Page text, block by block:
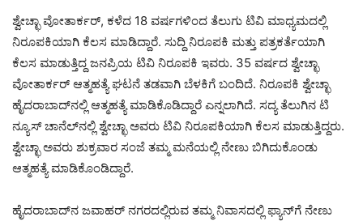
ಶ್ವೇಚ್ಛಾ ವೋತಾರ್ಕರ್, ಕಳೆದ 18 ವರ್ಷಗಳಿಂದ ತೆಲುಗು ಟಿವಿ ಮಾಧ್ಯಮದಲ್ಲಿ
ನಿರೂಪಕಿಯಾಗಿ ಕೆಲಸ ಮಾಡಿದ್ದಾರೆ. ಸುದ್ದಿ ನಿರೂಪಕಿ ಮತ್ತು ಪತ್ರಕರ್ತೆಯಾಗಿ
ಕೆಲಸ ಮಾಡುತ್ತಿದ್ದ ಜನಪ್ರಿಯ ಟಿವಿ ನಿರೂಪಕಿ ಇವರು. 35 ವರ್ಷದ ಶ್ವೇಚ್ಛಾ
ವೋತಾರ್ಕರ್ ಆತ್ಮಹತ್ಯೆ ಘಟನೆ ತಡವಾಗಿ ಬೆಳಕಿಗೆ ಬಂದಿದೆ. ನಿರೂಪಕಿ ಶ್ವೇಚ್ಛಾ
ಹೈದರಾಬಾದ್‌ನಲ್ಲಿ ಆತ್ಮಹತ್ಯೆ ಮಾಡಿಕೊಡಿದ್ದಾರೆ ಎನ್ನಲಾಗಿದೆ. ಸದ್ಯ ತೆಲುಗಿನ ಟಿ
ನ್ಯೂಸ್ ಚಾನೆಲ್‌ನಲ್ಲಿ ಶ್ವೇಚ್ಛಾ ಅವರು ಟಿವಿ ನಿರೂಪಕಿಯಾಗಿ ಕೆಲಸ ಮಾಡುತ್ತಿದ್ದರು.
ಶ್ವೇಚ್ಛಾ ಅವರು ಶುಕ್ರವಾರ ಸಂಜೆ ತಮ್ಮ ಮನೆಯಲ್ಲಿ ನೇಣು ಬಿಗಿದುಕೊಂಡು
ಆತ್ಮಹತ್ಯೆ ಮಾಡಿಕೊಂಡಿದ್ದಾರೆ.
ಹೈದರಾಬಾದ್‌ನ ಜವಾಹರ್ ನಗರದಲ್ಲಿರುವ ತಮ್ಮ ನಿವಾಸದಲ್ಲಿ ಫ್ಯಾನ್‌ಗೆ ನೇಣು